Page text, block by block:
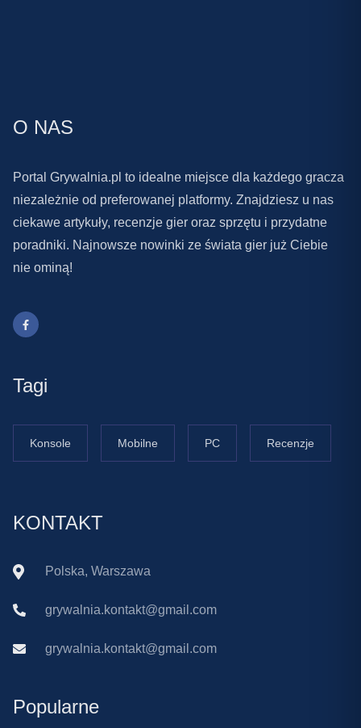
O NAS
Portal Grywalnia.pl to idealne miejsce dla każdego gracza
niezależnie od preferowanej platformy. Znajdziesz u nas
ciekawe artykuły, recenzje gier oraz sprzętu i przydatne
poradniki. Najnowsze nowinki ze świata gier już Ciebie
nie ominą!
Tagi
Konsole Mobilne PC Recenzje
KONTAKT
Polska, Warszawa
grywalnia.kontakt@gmail.com
grywalnia.kontakt@gmail.com
Popularne